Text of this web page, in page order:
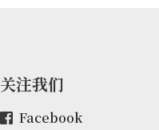
关注我们
Facebook